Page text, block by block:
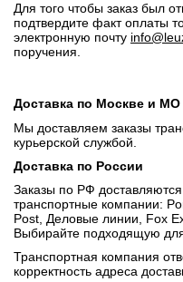
Для того чтобы заказ был
подтвердите факт оплаты
электронную почту
поручения.
Доставка по Москве и МО
Мы доставляем заказы
курьерской службой.
Доставка по России
Заказы по РФ
транспортные компании:
Post, Деловые линии, Fox
Выбирайте подходящую
Транспортная компания
корректность адреса